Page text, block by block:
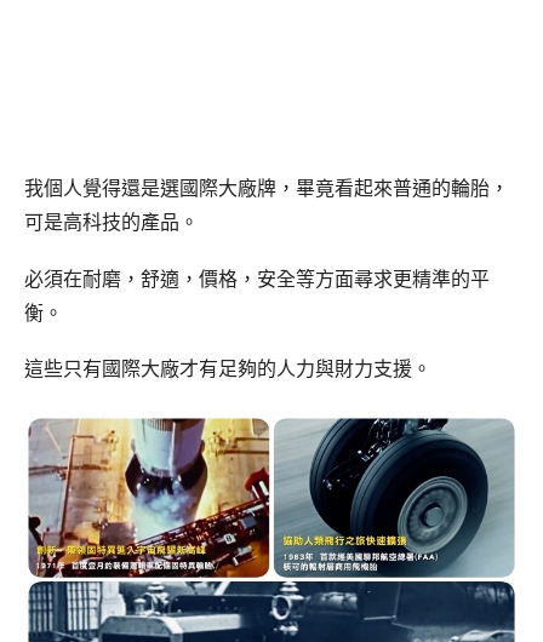
我個人覺得還是選國際大廠牌，畢竟看起來普通的輪胎，
可是高科技的產品。
必須在耐磨，舒適，價格，安全等方面尋求更精準的平
衡。
這些只有國際大廠才有足夠的人力與財力支援。